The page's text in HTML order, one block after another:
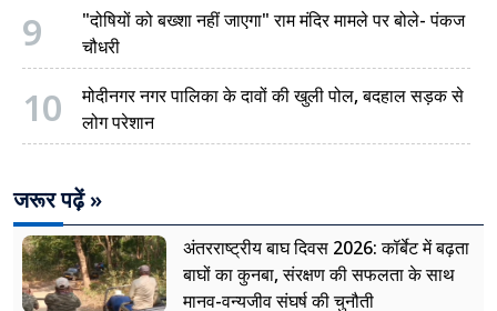
9
"दोषियों को बख्शा नहीं जाएगा" राम मंदिर मामले पर बोले- पंकज
चौधरी
10
मोदीनगर नगर पालिका के दावों की खुली पोल, बदहाल सड़क से
लोग परेशान
जरूर पढ़ें »
अंतरराष्ट्रीय बाघ दिवस 2026: कॉर्बेट में बढ़ता
बाघों का कुनबा, संरक्षण की सफलता के साथ
मानव-वन्यजीव संघर्ष की चुनौती